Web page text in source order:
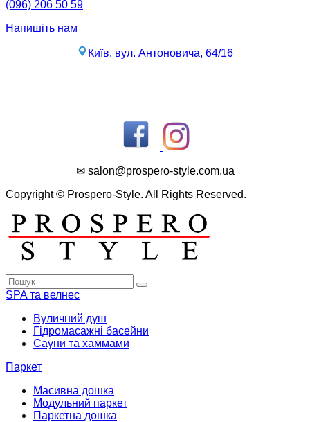
(096) 206 50 59
Напишіть нам
Київ, вул. Антоновича, 64/16
✉ salon@prospero-style.com.ua
Copyright © Prospero-Style. All Rights Reserved.
SPA та велнес
Вуличний душ
Гідромасажні басейни
Сауни та хаммами
Паркет
Масивна дошка
Модульний паркет
Паркетна дошка